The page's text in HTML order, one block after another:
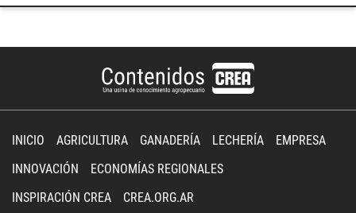
INICIO AGRICULTURA GANADERÍA LECHERÍA
EMPRESA
INNOVACIÓN
ECONOMÍAS REGIONALES
INSPIRACIÓN CREA
CREA.ORG.AR